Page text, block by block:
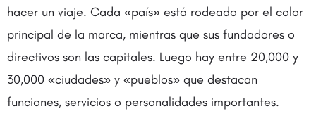
hacer un viaje. Cada «país» está rodeado por el color
principal de la marca, mientras que sus fundadores o
directivos son las capitales. Luego hay entre 20,000 y
30,000 «ciudades» y «pueblos» que destacan
funciones, servicios o personalidades importantes.